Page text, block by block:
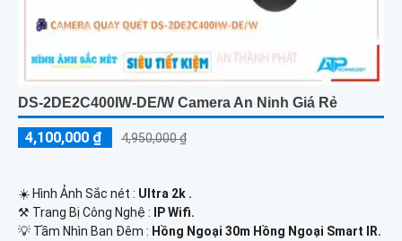
DS-2DE2C400IW-DE/W Camera An Ninh Giá Rẻ
4,100,000 ₫ 4,950,000 ₫
☀️ Hình Ảnh Sắc nét : Ultra 2k .
⚒ Trang Bị Công Nghệ :
IP Wifi.
💡 Tầm Nhìn Ban Đêm : Hồng Ngoại 30m Hồng Ngoại Smart IR.